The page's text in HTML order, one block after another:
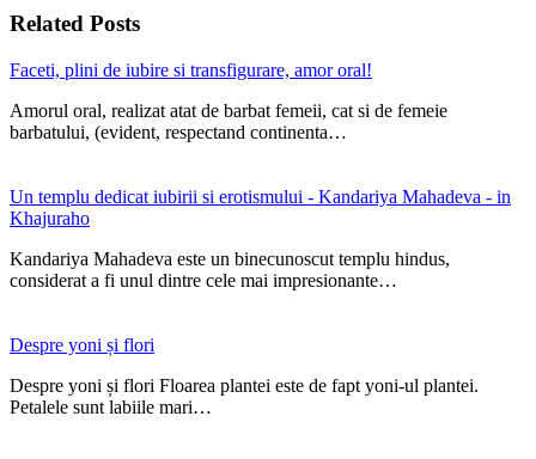
Related Posts
Faceti, plini de iubire si transfigurare, amor oral!
Amorul oral, realizat atat de barbat femeii, cat si de femeie
barbatului, (evident, respectand continenta…
Un templu dedicat iubirii si erotismului - Kandariya Mahadeva - in
Khajuraho
Kandariya Mahadeva este un binecunoscut templu hindus,
considerat a fi unul dintre cele mai impresionante…
Despre yoni și flori
Despre yoni și flori Floarea plantei este de fapt yoni-ul plantei.
Petalele sunt labiile mari…